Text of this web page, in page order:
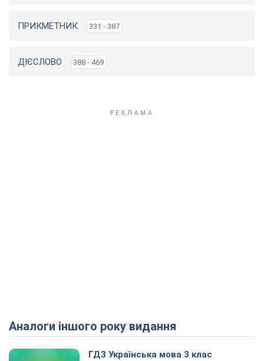
ПРИКМЕТНИК 331 - 387
ДІЄСЛОВО 388 - 469
Аналоги іншого року видання
ГДЗ Українська мова 3 клас